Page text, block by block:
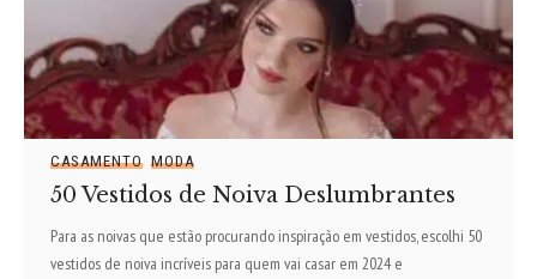
CASAMENTO MODA
50 Vestidos de Noiva Deslumbrantes
Para as noivas que estão procurando inspiração em vestidos, escolhi 50
vestidos de noiva incríveis para quem vai casar em 2024 e